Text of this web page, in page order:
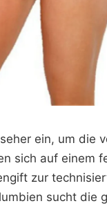
ein, um die
sich auf einem
zur
sucht die